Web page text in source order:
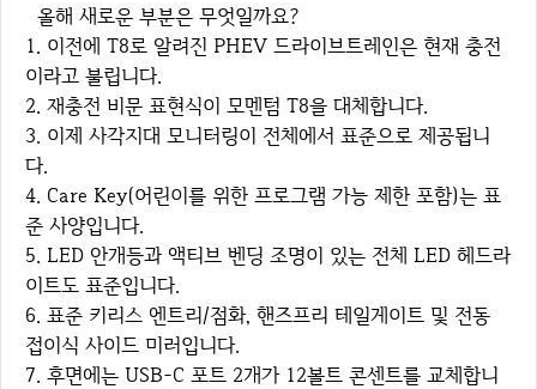
올해 새로운 부분은 무엇일까요?
1. 이전에 T8로 알려진 PHEV 드라이브트레인은 현재 충전
이라고 불립니다.
2. 재충전 비문 표현식이 모멘텀 T8을 대체합니다.
3. 이제 사각지대 모니터링이 전체에서 표준으로 제공됩니
다.
4. Care Key(어린이를 위한 프로그램 가능 제한 포함)는 표
준 사양입니다.
5. LED 안개등과 액티브 벤딩 조명이 있는 전체 LED 헤드라
이트도 표준입니다.
6. 표준 키리스 엔트리/점화, 핸즈프리 테일게이트 및 전동
접이식 사이드 미러입니다.
7. 후면에는 USB-C 포트 2개가 12볼트 콘센트를 교체합니